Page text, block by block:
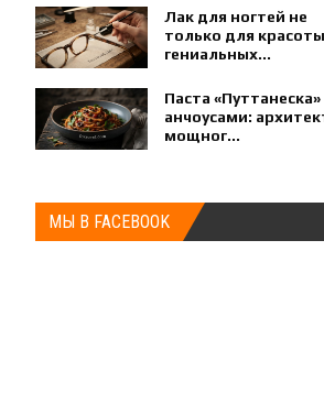
Лак для ногтей не
только для
гениальных...
Паста «Путтанеска»
анчоусами:
мощног...
МЫ В FACEBOOK